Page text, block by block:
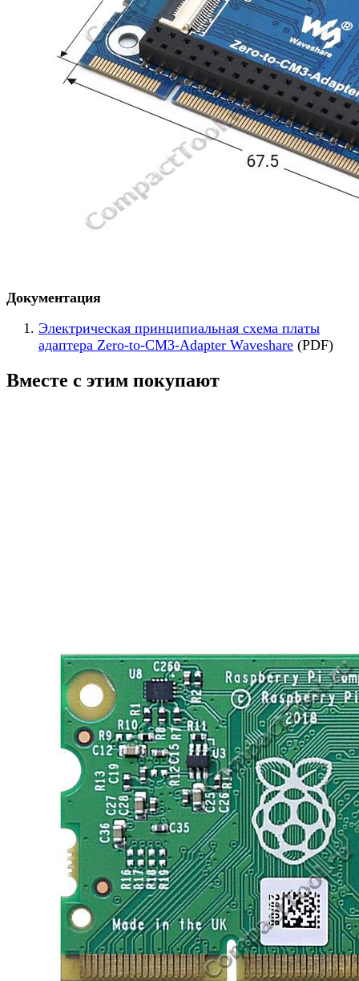
Документация
Электрическая принципиальная схема платы
адаптера Zero-to-CM3-Adapter Waveshare (PDF)
Вместе с этим покупают